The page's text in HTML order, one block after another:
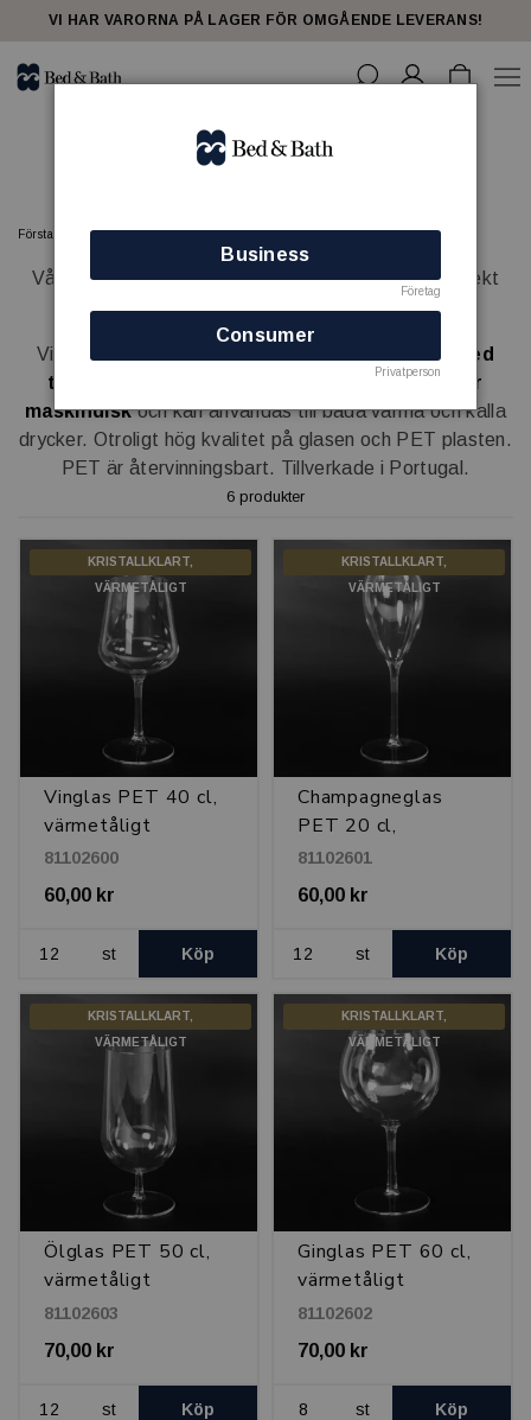
share23VI HAR VARORNA PÅ LAGER FÖR OMGÅENDE LEVERANS!
Glas plast PET
Förstasidan HOTELLRUM Glas plast PET
Vår serie medkristallklara PET plastglasär perfekt
för uteservering eller spa.
Vi har tagit fram snygga glas,
okrossbara och med
tunna väggar
värmetåliga för
maskindiskoch kan användas till båda varma och kalla
drycker. Otroligt hög kvalitet på glasen och PET plasten.
PET är återvinningsbart. Tillverkade i Portugal.
6 produkter
KRISTALLKLART,
VÄRMETÅLIGT
Vinglas PET 40 cl,
värmetåligt
81102600
60,00 kr
st Köp
KRISTALLKLART,
VÄRMETÅLIGT
Champagneglas
PET 20 cl,
värmetåligt
81102601
60,00 kr
st Köp
KRISTALLKLART,
VÄRMETÅLIGT
Ölglas PET 50 cl,
värmetåligt
81102603
70,00 kr
st Köp
KRISTALLKLART,
VÄRMETÅLIGT
Ginglas PET 60 cl,
värmetåligt
81102602
70,00 kr
st Köp
Business
Företag
Consumer
Privatperson